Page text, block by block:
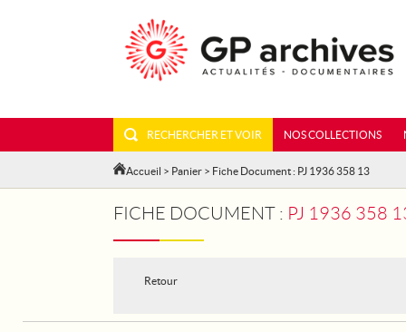
RECHERCHER ET VOIR NOS COLLECTIONS
Accueil > Panier > Fiche Document : PJ 1936 358 13
FICHE DOCUMENT : PJ 1936 358
Retour